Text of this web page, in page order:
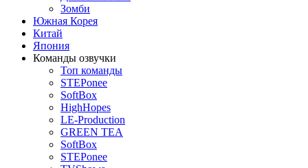
Зомби
Южная Корея
Китай
Япония
Команды озвучки
Топ команды
STEPonee
SoftBox
HighHopes
LE-Production
GREEN TEA
SoftBox
STEPonee